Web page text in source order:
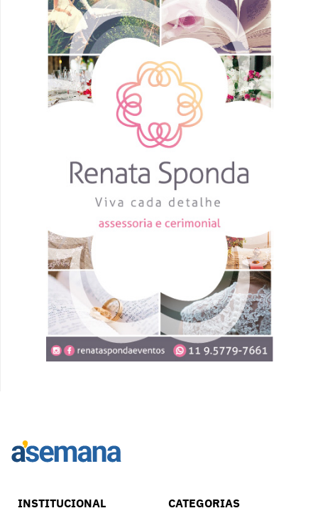
INSTITUCIONAL CATEGORIAS